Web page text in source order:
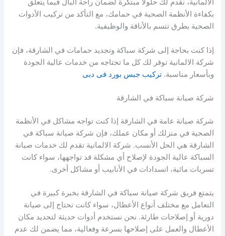
الالمانية، نقدم لك حلولًا مبتكرة لضمان راحة البال فيما يتعلق
بكفاءة الأنظمة الصحية في حمامك، مع التأكد من تركيب الأدوات
الصحية بطرق تتسم بالأناقة والوظيفية.
إذا كنت بحاجة إلى شركة سباكة وتجديد حمامات في الشارقة، فإن
شركة الالمانية توفر لك كل ما تحتاجه من خدمات عالية الجودة
وبأسعار مناسبة.تركيب جبس بورد فى دبى
شركة صيانة سباكة في الشارقة
شركة صيانة عامة في الشارقة إذا كنت تواجه مشاكل في الأنظمة
الصحية في منزلك أو مكان عملك، فإن شركة صيانة سباكة في
الشارقة هي الحل الأنسب. شركة الالمانية تقدم لك خدمات صيانة
السباكة عالية الجودة لإصلاح أي مشكلة قد تواجهها، سواء كانت
تسربات مائية، انسدادات في الأنابيب أو مشاكل أخرى.
يتمتع فريق شركة صيانة سباكة في الشارقة بخبرة كبيرة في
التعامل مع مختلف أنواع الأعطال، سواء كانت تحتاج إلى صيانة
دورية أو إصلاحات طارئة. نحن نستخدم أدوات حديثة لتحديد مكان
الأعطال والعمل على إصلاحها بسرعة وفعالية، مما يضمن لك عدم